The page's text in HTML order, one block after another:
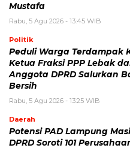
Mustafa
Rabu, 5 Agu 2026 - 13:45 WIB
Politik
Peduli Warga Terdampak
Ketua Fraksi PPP Lebak
Anggota DPRD Salurkan
Bersih
Rabu, 5 Agu 2026 - 13:25 WIB
Daerah
Potensi PAD Lampung
DPRD Soroti 101